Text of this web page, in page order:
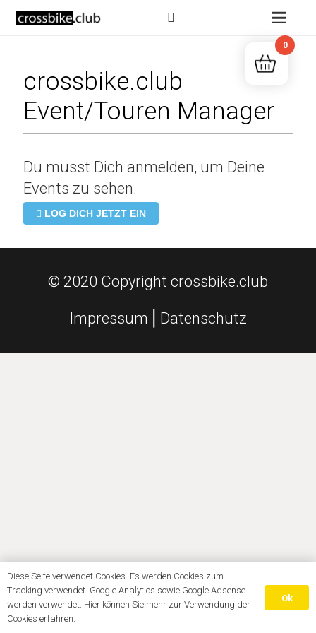
crossbike.club
Event/Touren Manager
Du musst Dich anmelden, um Deine
Events zu sehen.
LOG DICH JETZT EIN
© 2020 Copyright crossbike.club
Impressum Datenschutz
0
Diese Seite verwendet Cookies. Es werden Cookies zum
Tracking verwendet. Google Analytics sowie Google Adsense
werden verwendet. Hier können Sie mehr zur Verwendung der
Cookies erfahren.
Ok